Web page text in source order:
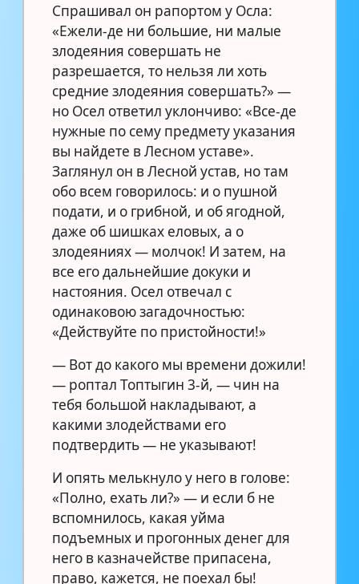
Спрашивал он рапортом у Осла:
«Ежели-де ни большие, ни малые
злодеяния совершать не
разрешается, то нельзя ли хоть
средние злодеяния совершать?» —
но Осел ответил уклончиво: «Все-де
нужные по сему предмету указания
вы найдете в Лесном уставе».
Заглянул он в Лесной устав, но там
обо всем говорилось: и о пушной
подати, и о грибной, и об ягодной,
даже об шишках еловых, а о
злодеяниях — молчок! И затем, на
все его дальнейшие докуки и
настояния. Осел отвечал с
одинаковою загадочностью:
«Действуйте по пристойности!»
— Вот до какого мы времени дожили!
— роптал Топтыгин 3-й, — чин на
тебя большой накладывают, а
какими злодействами его
подтвердить — не указывают!
И опять мелькнуло у него в голове:
«Полно, ехать ли?» — и если б не
вспомнилось, какая уйма
подъемных и прогонных денег для
него в казначействе припасена,
право, кажется, не поехал бы!